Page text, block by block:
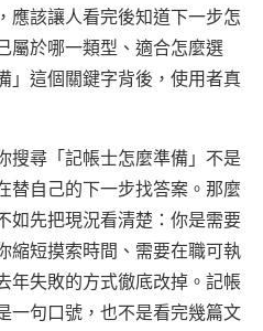
應該讓人看完後知道下一步怎
屬於哪一類型、適合怎麼選
」這個關鍵字背後，使用者真
搜尋「記帳士怎麼準備」不是
替自己的下一步找答案。那麼
如先把現況看清楚：你是需要
縮短摸索時間、需要在職可執
年失敗的方式徹底改掉。記帳
一句口號，也不是看完幾篇文